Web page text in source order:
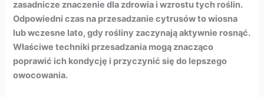
zasadnicze znaczenie dla zdrowia i wzrostu tych roślin.
Odpowiedni czas na przesadzanie cytrusów to wiosna
lub wczesne lato, gdy rośliny zaczynają aktywnie rosnąć.
Właściwe techniki przesadzania mogą znacząco
poprawić ich kondycję i przyczynić się do lepszego
owocowania.